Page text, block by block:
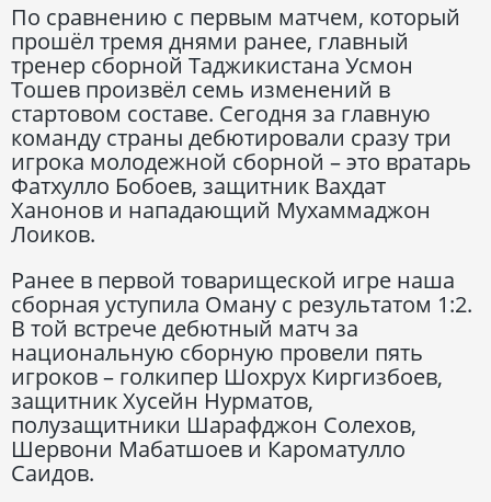
По сравнению с первым матчем, который
прошёл тремя днями ранее, главный
тренер сборной Таджикистана Усмон
Тошев произвёл семь изменений в
стартовом составе. Сегодня за главную
команду страны дебютировали сразу три
игрока молодежной сборной – это вратарь
Фатхулло Бобоев, защитник Вахдат
Ханонов и нападающий Мухаммаджон
Лоиков.
Ранее в первой товарищеской игре наша
сборная уступила Оману с результатом 1:2.
В той встрече дебютный матч за
национальную сборную провели пять
игроков – голкипер Шохрух Киргизбоев,
защитник Хусейн Нурматов,
полузащитники Шарафджон Солехов,
Шервони Мабатшоев и Кароматулло
Саидов.